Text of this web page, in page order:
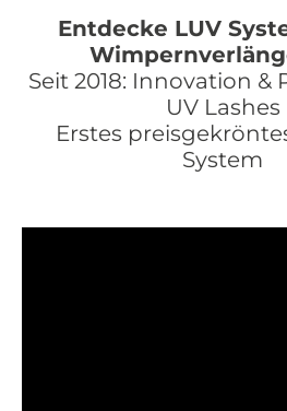
Entdecke LUV
Seit 2018: Innovation &
UV Lashes
Erstes
System